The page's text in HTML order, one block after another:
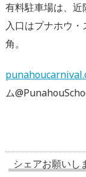
有料駐車場は、近
入口はプナホウ
角。
ム@
シェアお願いし